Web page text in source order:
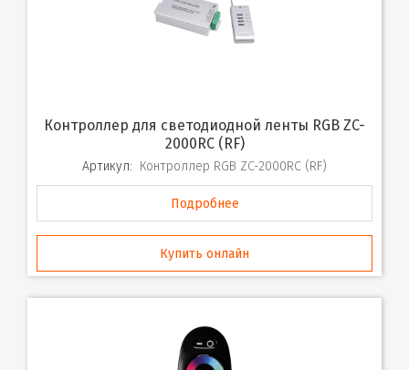
Контроллер для светодиодной ленты RGB ZC-
2000RC (RF)
Артикул: Контроллер RGB ZC-2000RC (RF)
Подробнее
Купить онлайн